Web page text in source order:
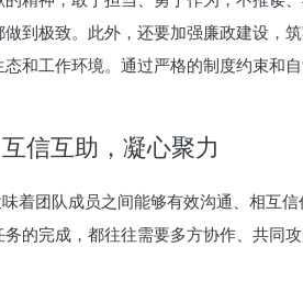
到极致。此外，还要加强廉政建设，
和工作环境。通过严格的制度约束和
信互助，凝心聚力
味着团队成员之间能够有效沟通、相互
的完成，都往往需要多方协作、共同